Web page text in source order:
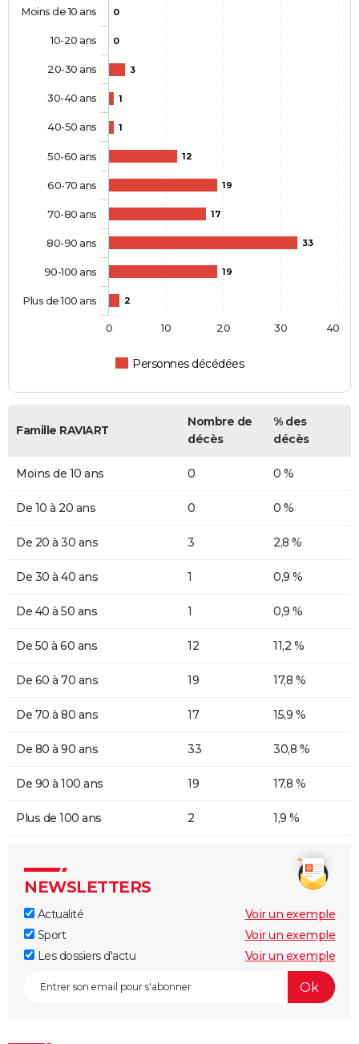
0
0
3
1
1
12
19
17
33
19
2
Personnes décédées
Moins de 10 ans
10-20 ans
20-30 ans
30-40 ans
40-50 ans
50-60 ans
60-70 ans
70-80 ans
80-90 ans
90-100 ans
Plus de 100 ans
0 10 20 30 40
Famille RAVIART
Nombre de
décès
% des
décès
Moins de 10 ans 0 0 %
De 10 à 20 ans 0 0 %
De 20 à 30 ans 3 2,8 %
De 30 à 40 ans 1 0,9 %
De 40 à 50 ans 1 0,9 %
De 50 à 60 ans 12 11,2 %
De 60 à 70 ans 19 17,8 %
De 70 à 80 ans 17 15,9 %
De 80 à 90 ans 33 30,8 %
De 90 à 100 ans 19 17,8 %
Plus de 100 ans 2 1,9 %
NEWSLETTERS
Actualité
Voir un exemple
Sport
Voir un exemple
Les dossiers d'actu
Voir un exemple